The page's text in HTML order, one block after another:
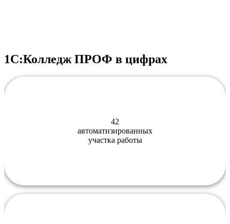
1С:Колледж ПРОФ в цифрах
42
автоматизированных
участка работы